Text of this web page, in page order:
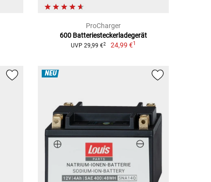
ProCharger
600 Batteriesteckerladegerät
UVP 29,99 €2 24,99 €1
NEU